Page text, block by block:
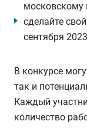
московскому
сделайте
сентября
В конкурсе
так и
Каждый
количество